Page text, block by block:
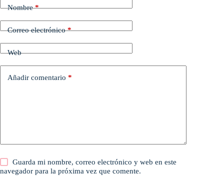
Nombre*
Correo electrónico*
Web
Añadir comentario *
Guarda mi nombre, correo electrónico y web en este
navegador para la próxima vez que comente.